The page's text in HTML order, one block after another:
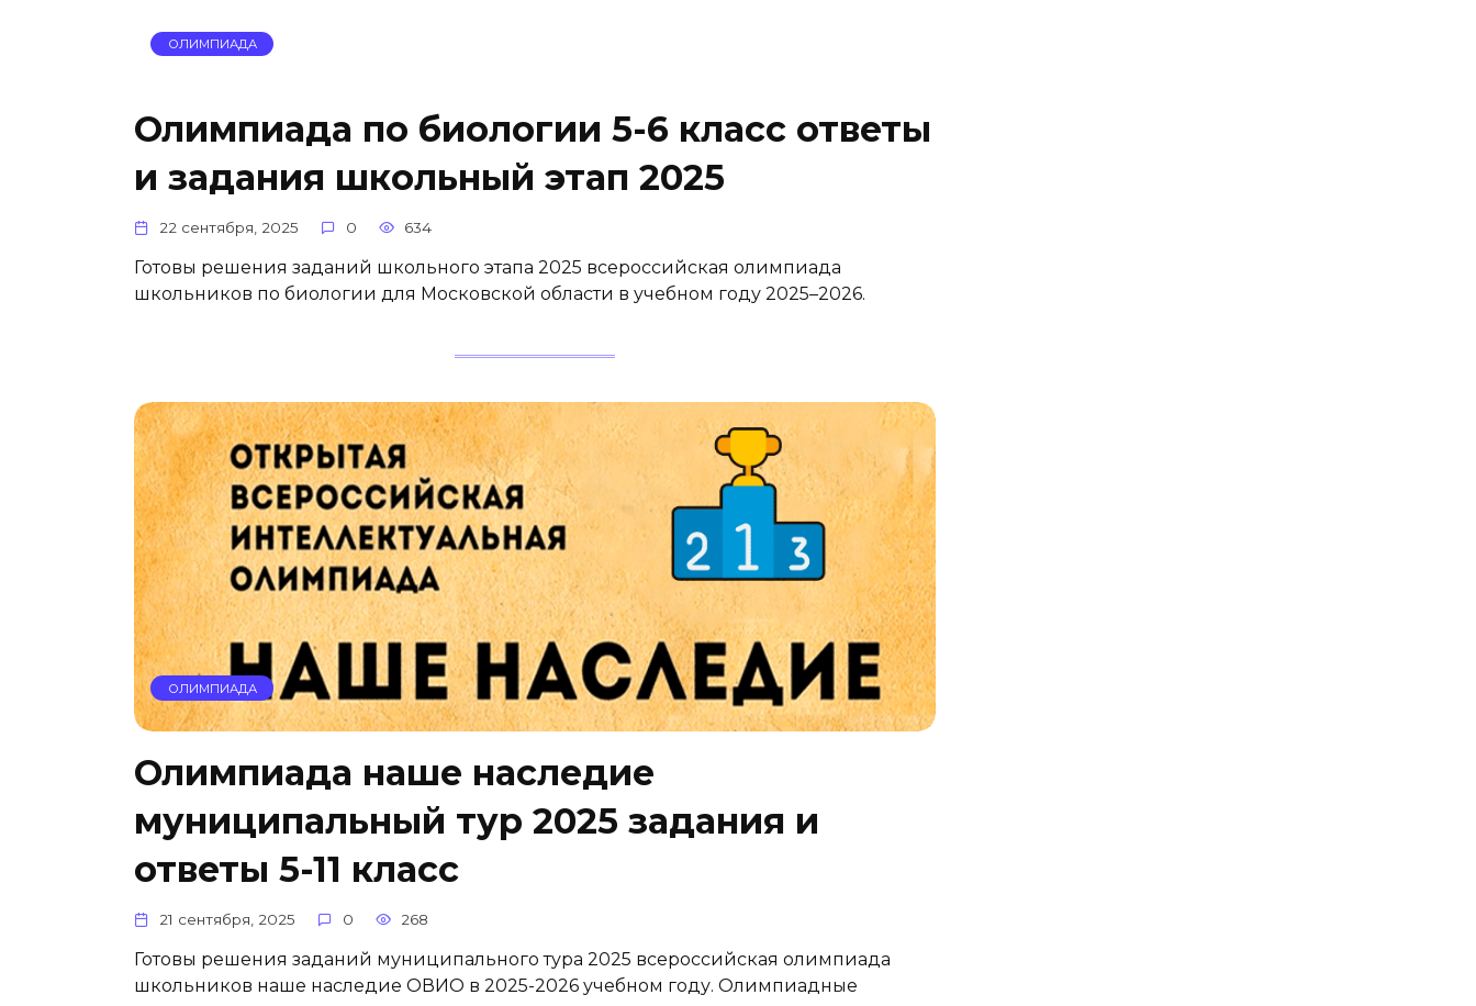
ОЛИМПИАДА
Олимпиада по биологии 5-6 класс ответы
и задания школьный этап 2025
22 сентября, 2025 0 634
Готовы решения заданий школьного этапа 2025 всероссийская олимпиада
школьников по биологии для Московской области в учебном году 2025–2026.
ОЛИМПИАДА
Олимпиада наше наследие
муниципальный тур 2025 задания и
ответы 5-11 класс
21 сентября, 2025 0 268
Готовы решения заданий муниципального тура 2025 всероссийская олимпиада
школьников наше наследие ОВИО в 2025-2026 учебном году. Олимпиадные